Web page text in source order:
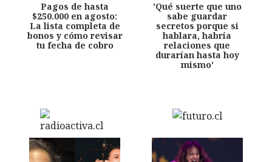
Pagos de hasta
$250.000 en agosto:
La lista completa de
bonos y cómo revisar
tu fecha de cobro
'Qué suerte que uno
sabe guardar
secretos porque si
hablara, habría
relaciones que
durarían hasta hoy
mismo'